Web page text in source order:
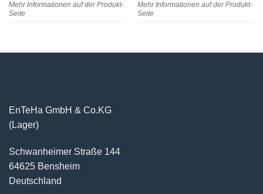
Mehr Informationen auf der Produkt-
Seite
Mehr Informationen auf der Produkt-
Seite
EnTeHa GmbH & Co.KG
(Lager)
Schwanheimer Straße 144
64625 Bensheim
Deutschland